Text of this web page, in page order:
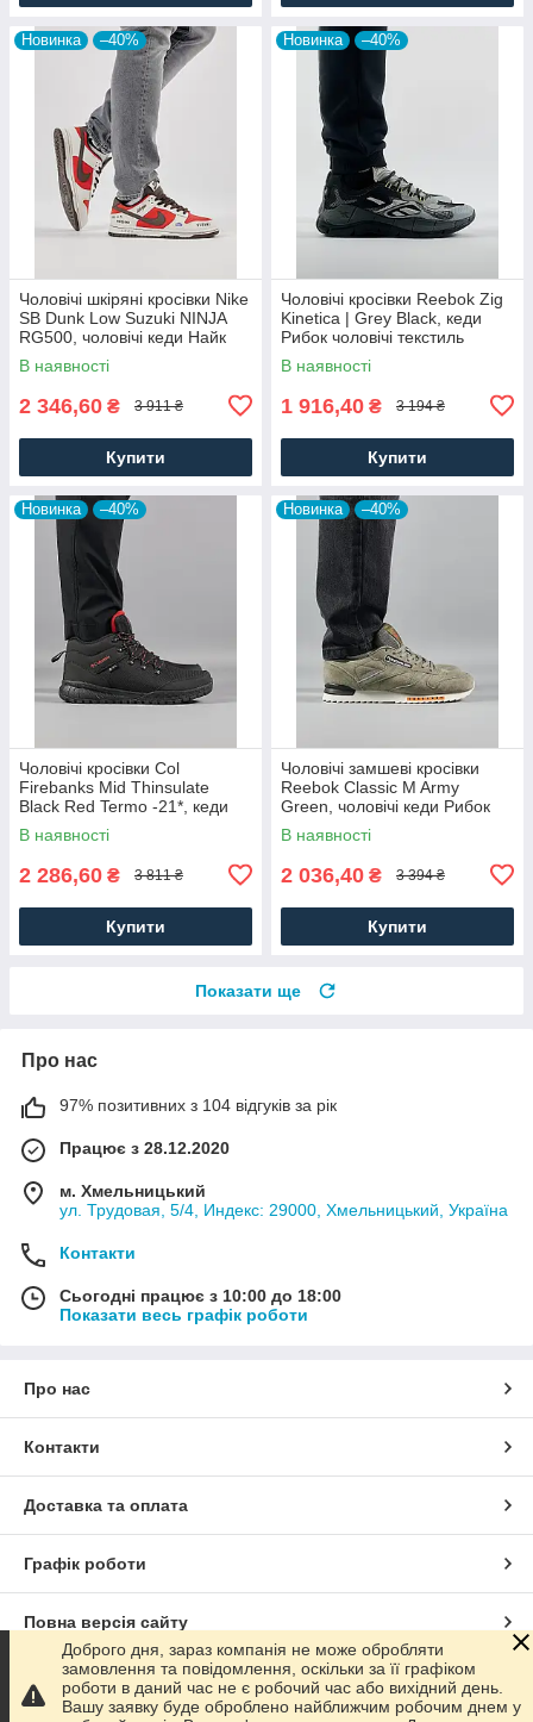
Новинка –40%
Чоловічі шкіряні кросівки Nike
SB Dunk Low Suzuki NINJA
RG500, чоловічі кеди Найк
червоні, Чоловіче взуття
В наявності
2 346,60 ₴ 3 911 ₴
Купити
Новинка –40%
Чоловічі кросівки Reebok Zig
Kinetica | Grey Black, кеди
Рибок чоловічі текстиль
нейлон сірі. Чоловіче взуття
В наявності
1 916,40 ₴ 3 194 ₴
Купити
Новинка –40%
Чоловічі кросівки Col
Firebanks Mid Thinsulate
Black Red Termo -21*, кеди
водонепрон. текстиль.
Чоловіче взуття
В наявності
2 286,60 ₴ 3 811 ₴
Купити
Новинка –40%
Чоловічі замшеві кросівки
Reebok Classic M Army
Green, чоловічі кеди Рибок
замша хакі. Чоловіче взуття
В наявності
2 036,40 ₴ 3 394 ₴
Купити
Показати ще
Про нас
97% позитивних з 104 відгуків за рік
Працює з 28.12.2020
м. Хмельницький
ул. Трудовая, 5/4, Индекс: 29000, Хмельницький, Україна
Контакти
Сьогодні працює з 10:00 до 18:00
Показати весь графік роботи
Про нас
Контакти
Доставка та оплата
Графік роботи
Повна версія сайту
Сайт створено на маркетплейсі Prom.ua
Доброго дня, зараз компанія не може обробляти
замовлення та повідомлення, оскільки за її графіком
роботи в даний час не є робочий час або вихідний день.
Вашу заявку буде оброблено найближчим робочим днем ​​у